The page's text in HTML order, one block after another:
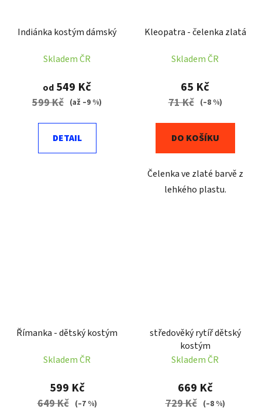
Indiánka kostým dámský
Skladem ČR
od 549 Kč
599 Kč (až –9 %)
DETAIL
Kleopatra - čelenka zlatá
Skladem ČR
65 Kč
71 Kč (–8 %)
DO KOŠÍKU
Čelenka ve zlaté barvě z
lehkého plastu.
Římanka - dětský kostým
Skladem ČR
599 Kč
649 Kč (–7 %)
středověký rytíř dětský
kostým
Skladem ČR
669 Kč
729 Kč (–8 %)